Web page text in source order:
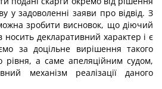
у задоволенні заяви про відвід. З
зробити висновок, що діючий
носить декларативний характер і є
за доцільне вирішення такого
рівня, а саме апеляційним судом,
механізм реалізації даного